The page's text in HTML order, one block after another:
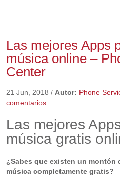
Las mejores Apps
música online –
Center
21 Jun, 2018 / Autor: Phone
comentarios
Las mejores
música gratis
¿Sabes que existen un montón
música completamente gratis?